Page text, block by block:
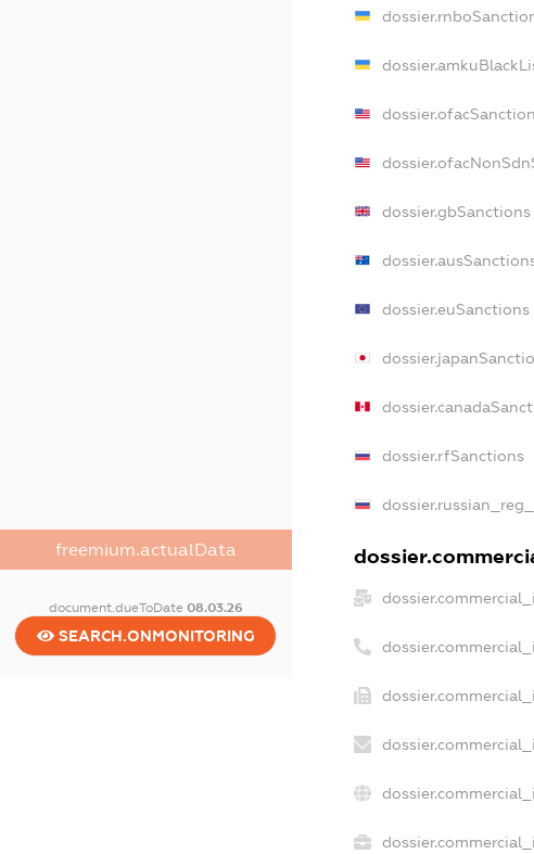
freemium.actualData
document.dueToDate 08.03.26
SEARCH.ONMONITORING
dossier.gbSanctions
dossier.euSanctions
dossier.rfSanctions